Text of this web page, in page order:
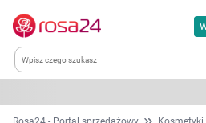
Kategorie